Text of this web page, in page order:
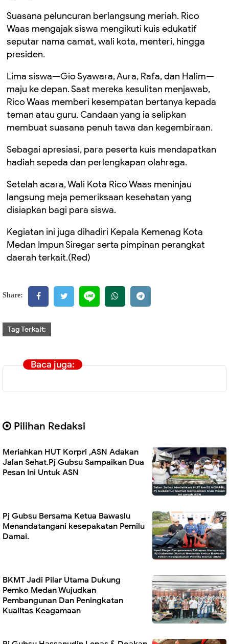
Suasana peluncuran berlangsung meriah. Rico
Waas mengajak siswa mengikuti kuis edukatif
seputar nama camat, wali kota, menteri, hingga
presiden.
Lima siswa—Gio Syawara, Aura, Rafa, dan Halim—
maju ke depan. Saat mereka kesulitan menjawab,
Rico Waas memberi kesempatan bertanya kepada
teman atau guru. Candaan yang ia selipkan
membuat suasana penuh tawa dan kegembiraan.
Sebagai apresiasi, para peserta kuis mendapatkan
hadiah sepeda dan perlengkapan olahraga.
Setelah acara, Wali Kota Rico Waas meninjau
langsung meja pemeriksaan kesehatan yang
disiapkan bagi para siswa.
Kegiatan ini juga dihadiri Kepala Kemenag Kota
Medan Impun Siregar serta pimpinan perangkat
daerah terkait.(Red)
Share:
Tag Terkait:
Baca juga:
Pilihan Redaksi
Meriahkan HUT Korpri ,ASN Adakan
Jalan Sehat.Pj Gubsu Sampaikan Dua
Pesan Ini Untuk ASN
Pj Gubsu Bersama Ketua Bawaslu
Menandatangani kesepakatan Pemilu
Damai.
BKMT Jadi Pilar Utama Dukung
Pemko Medan Wujudkan
Pembangunan Dan Peningkatan
Kualitas Keagamaan